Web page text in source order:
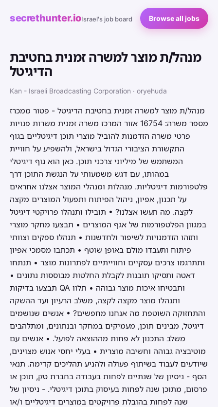
secrethunter.ioIsrael's job board Browse all jobs
מנהל/ת מוצר למשרה זמנית בחטיבת
הדיגיטל
Kan - Israeli Broadcasting Corporation · oryehuda
מנהל/ת מוצר למשרה זמנית בחטיבת הדיגיטל - פטור ממכרז
מספר משרה: 16754 אזור המרכז משרה זמנית משרות פנויות
פרטי משרה הזדמנות להוביל מוצרי תוכן דיגיטליים בגוף
התקשורת הציבורי הגדול בישראל, ולהשפיע על חוויית
המשתמש של מיליוני צרכני תוכן. כאן הוא גוף דיגיטלי
במהותו, עם דגש משמעותי על הנגשת התוכן דרך
פלטפורמות דיגיטליות. מנהלות ומנהלי המוצר אצלנו אחראים
על תכנון, אפיון, ניהול הפיתוח ותפעול המוצרים מקצה
לקצה. מה תעשו אצלנו? • תובילו ותנהלו פרויקטי דיגיטל
במגוון הפלטפורמות של אגף המוצרים • תבצעו מחקר מוצרי
ותזהו הזדמנויות לשיפור ולחדשנות • תנהלו ספקים וצוותי
פיתוח ותעבדו מולם באופן שוטף • תכתבו מסמכי אפיון
ותתרגמו צרכים עסקיים וחווייתיים לפתרונות מוצר • תנתחו
דאטה ותסיקו תובנות לקבלת החלטות מבוססות נתונים •
תבצעו בדיקות QA ותבטיחו איכות מוצר גבוהה • תלוו
ותנהלו מוצר מקצה לקצה, משלב הרעיון ועד ההשקה
והתחזוקה השוטפת מה אנחנו מחפשים? • אנשים שנושמים
דיגיטל, מבינים תוכן, מעמיקים במחקר ובנתונים, ומתלהבים
משלב התכנון לא פחות מההוצאה לפועל. • אנשים עם
מוטיבציה גבוהה וחשיבה מוצרית • בעלי יחסי אנוש מצוינים,
שיודעים לעבוד בשיתוף פעולה ולהניע תהליכים קדימה. תנאי
הסף - ניסיון של שנתיים לפחות בעבודה בחברת טק, תוכן או
פרסום, מתוכן שנה לפחות בעיסוק בתוכן דיגיטלי. - ניסיון של
שנה לפחות בהובלת פרויקטים במוצרים דיגיטליים ו/או